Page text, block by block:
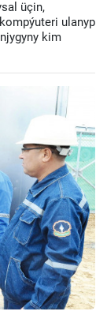
üçin,
ulanyp
kim